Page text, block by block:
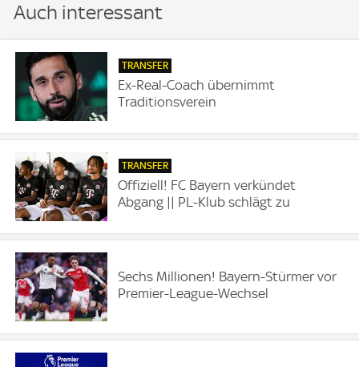
Auch interessant
TRANSFER
Ex-Real-Coach übernimmt
Traditionsverein
TRANSFER
Offiziell! FC Bayern verkündet
Abgang || PL-Klub schlägt zu
Sechs Millionen! Bayern-Stürmer vor
Premier-League-Wechsel